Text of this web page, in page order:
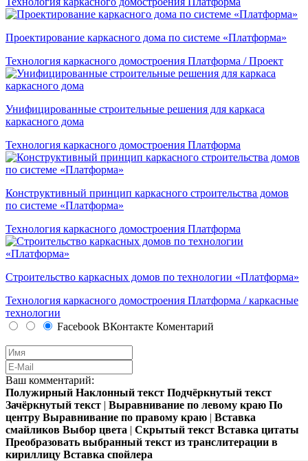
Проектирование каркасного дома по системе «Платформа»
Технология каркасного домостроения Платформа / Проект
Унифицированные строительные решения для каркаса
каркасного дома
Технология каркасного домостроения Платформа
Конструктивный принцип каркасного строительства домов
по системе «Платформа»
Технология каркасного домостроения Платформа
Строительство каркасных домов по технологии «Платформа»
Технология каркасного домостроения Платформа / каркасные
технологии
Facebook ВКонтакте Коментарий
Ваш комментарий:
Полужирный Наклонный текст Подчёркнутый текст
Зачёркнутый текст | Выравнивание по левому краю По
центру Выравнивание по правому краю | Вставка
смайликов Выбор цвета | Скрытый текст Вставка цитаты
Преобразовать выбранный текст из транслитерации в
кириллицу Вставка спойлера